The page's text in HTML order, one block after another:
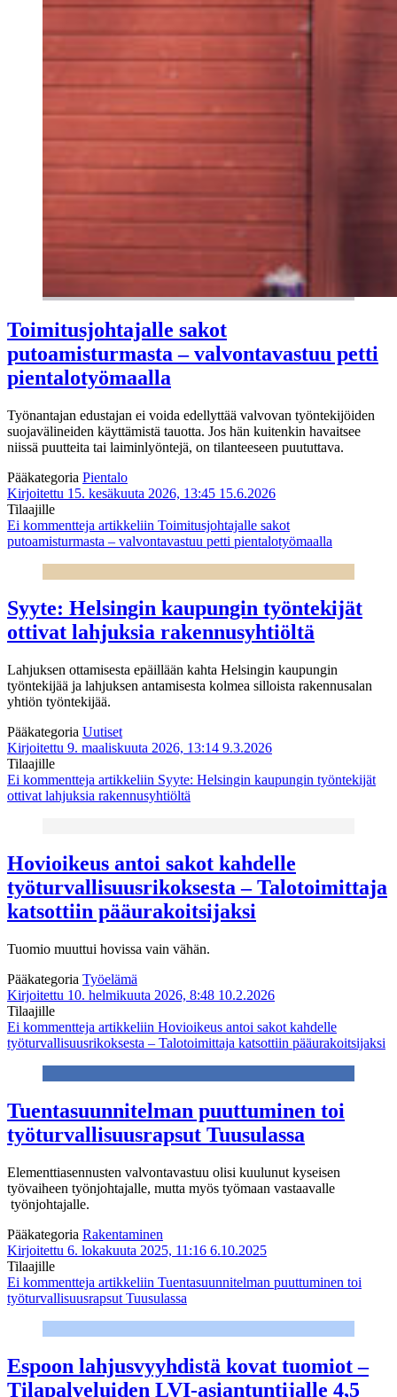
Toimitusjohtajalle sakot
putoamisturmasta – valvontavastuu petti
pientalotyömaalla
Työnantajan edustajan ei voida edellyttää valvovan työntekijöiden
suojavälineiden käyttämistä tauotta. Jos hän kuitenkin havaitsee
niissä puutteita tai laiminlyöntejä, on tilanteeseen puututtava.
Pääkategoria Pientalo
Kirjoitettu 15. kesäkuuta 2026, 13:45 15.6.2026
Tilaajille
Ei kommentteja artikkeliin Toimitusjohtajalle sakot
putoamisturmasta – valvontavastuu petti pientalotyömaalla
Syyte: Helsingin kaupungin työntekijät
ottivat lahjuksia rakennusyhtiöltä
Lahjuksen ottamisesta epäillään kahta Helsingin kaupungin
työntekijää ja lahjuksen antamisesta kolmea silloista rakennusalan
yhtiön työntekijää.
Pääkategoria Uutiset
Kirjoitettu 9. maaliskuuta 2026, 13:14 9.3.2026
Tilaajille
Ei kommentteja artikkeliin Syyte: Helsingin kaupungin työntekijät
ottivat lahjuksia rakennusyhtiöltä
Hovioikeus antoi sakot kahdelle
työturvallisuusrikoksesta – Talotoimittaja
katsottiin pääurakoitsijaksi
Tuomio muuttui hovissa vain vähän.
Pääkategoria Työelämä
Kirjoitettu 10. helmikuuta 2026, 8:48 10.2.2026
Tilaajille
Ei kommentteja artikkeliin Hovioikeus antoi sakot kahdelle
työturvallisuusrikoksesta – Talotoimittaja katsottiin pääurakoitsijaksi
Tuentasuunnitelman puuttuminen toi
työturvallisuusrapsut Tuusulassa
Elementtiasennusten valvontavastuu olisi kuulunut kyseisen
työvaiheen työnjohtajalle, mutta myös työmaan vastaavalle
työnjohtajalle.
Pääkategoria Rakentaminen
Kirjoitettu 6. lokakuuta 2025, 11:16 6.10.2025
Tilaajille
Ei kommentteja artikkeliin Tuentasuunnitelman puuttuminen toi
työturvallisuusrapsut Tuusulassa
Espoon lahjusvyyhdistä kovat tuomiot –
Tilapalveluiden LVI-asiantuntijalle 4,5